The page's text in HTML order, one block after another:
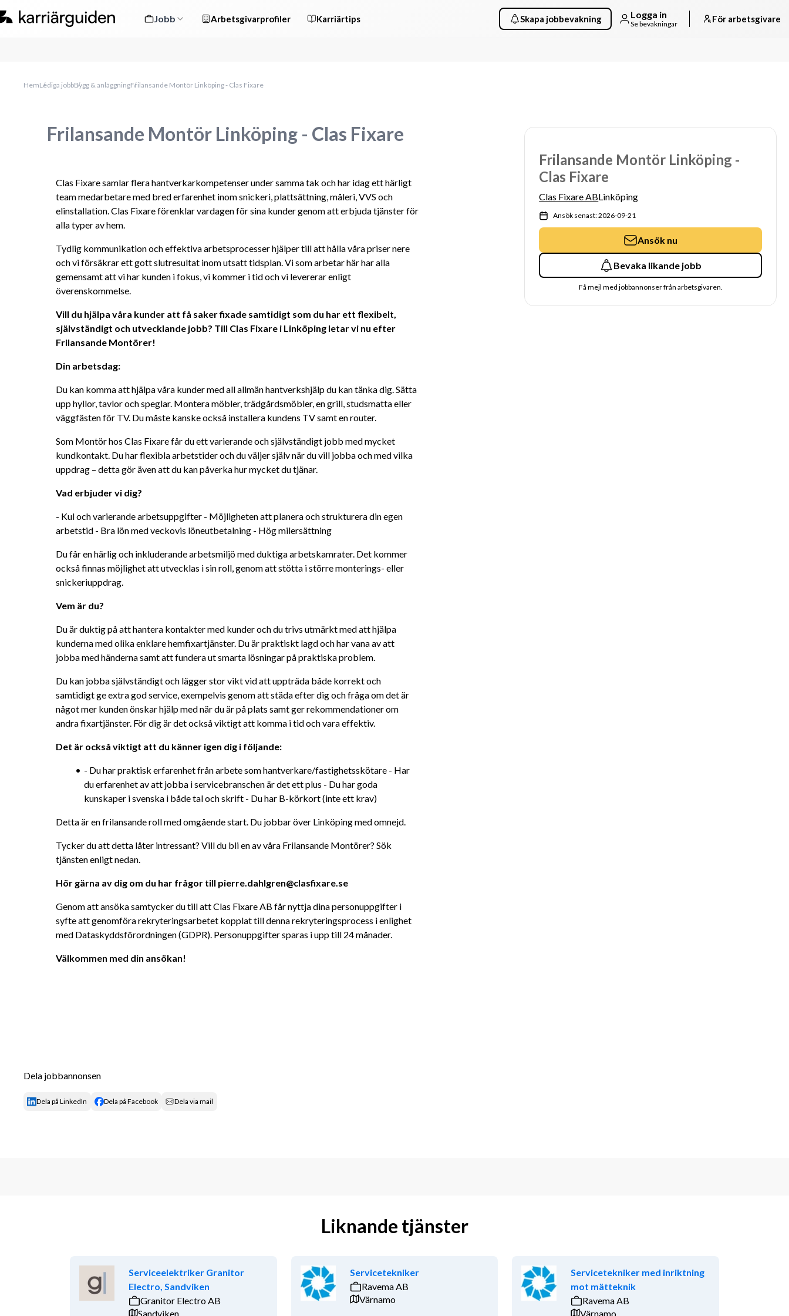
Jobb Arbetsgivarprofiler Karriärtips Skapa jobbevakning Logga in
Se bevakningar För arbetsgivare
HemLediga jobbBygg & anläggningFrilansande Montör Linköping - Clas Fixare
Frilansande Montör Linköping - Clas Fixare
Clas Fixare samlar flera hantverkarkompetenser under samma tak och har idag ett härligt
team medarbetare med bred erfarenhet inom snickeri, plattsättning, måleri, VVS och
elinstallation. Clas Fixare förenklar vardagen för sina kunder genom att erbjuda tjänster för
alla typer av hem.
Tydlig kommunikation och effektiva arbetsprocesser hjälper till att hålla våra priser nere
och vi försäkrar ett gott slutresultat inom utsatt tidsplan. Vi som arbetar här har alla
gemensamt att vi har kunden i fokus, vi kommer i tid och vi levererar enligt
överenskommelse.
Vill du hjälpa våra kunder att få saker fixade samtidigt som du har ett flexibelt,
självständigt och utvecklande jobb? Till Clas Fixare i Linköping letar vi nu efter
Frilansande Montörer!
Din arbetsdag:
Du kan komma att hjälpa våra kunder med all allmän hantverkshjälp du kan tänka dig. Sätta
upp hyllor, tavlor och speglar. Montera möbler, trädgårdsmöbler, en grill, studsmatta eller
väggfästen för TV. Du måste kanske också installera kundens TV samt en router.
Som Montör hos Clas Fixare får du ett varierande och självständigt jobb med mycket
kundkontakt. Du har flexibla arbetstider och du väljer själv när du vill jobba och med vilka
uppdrag – detta gör även att du kan påverka hur mycket du tjänar.
Vad erbjuder vi dig?
- Kul och varierande arbetsuppgifter - Möjligheten att planera och strukturera din egen
arbetstid - Bra lön med veckovis löneutbetalning - Hög milersättning
Du får en härlig och inkluderande arbetsmiljö med duktiga arbetskamrater. Det kommer
också finnas möjlighet att utvecklas i sin roll, genom att stötta i större monterings- eller
snickeriuppdrag.
Vem är du?
Du är duktig på att hantera kontakter med kunder och du trivs utmärkt med att hjälpa
kunderna med olika enklare hemfixartjänster. Du är praktiskt lagd och har vana av att
jobba med händerna samt att fundera ut smarta lösningar på praktiska problem.
Du kan jobba självständigt och lägger stor vikt vid att uppträda både korrekt och
samtidigt ge extra god service, exempelvis genom att städa efter dig och fråga om det är
något mer kunden önskar hjälp med när du är på plats samt ger rekommendationer om
andra fixartjänster. För dig är det också viktigt att komma i tid och vara effektiv.
Det är också viktigt att du känner igen dig i följande:
- Du har praktisk erfarenhet från arbete som hantverkare/fastighetsskötare - Har
du erfarenhet av att jobba i servicebranschen är det ett plus - Du har goda
kunskaper i svenska i både tal och skrift - Du har B-körkort (inte ett krav)
Detta är en frilansande roll med omgående start. Du jobbar över Linköping med omnejd.
Tycker du att detta låter intressant? Vill du bli en av våra Frilansande Montörer? Sök
tjänsten enligt nedan.
Hör gärna av dig om du har frågor till pierre.dahlgren@clasfixare.se
Genom att ansöka samtycker du till att Clas Fixare AB får nyttja dina personuppgifter i
syfte att genomföra rekryteringsarbetet kopplat till denna rekryteringsprocess i enlighet
med Dataskyddsförordningen (GDPR). Personuppgifter sparas i upp till 24 månader.
Välkommen med din ansökan!
Frilansande Montör Linköping -
Clas Fixare
Clas Fixare ABLinköping
Ansök senast: 2026-09-21
Ansök nu
Bevaka likande jobb
Få mejl med jobbannonser från arbetsgivaren.
Dela jobbannonsen
Dela på LinkedIn Dela på Facebook Dela via mail
Liknande tjänster
Serviceelektriker Granitor
Electro, Sandviken
Granitor Electro AB
Sandviken
Servicetekniker
Ravema AB
Värnamo
Servicetekniker med inriktning
mot mätteknik
Ravema AB
Värnamo